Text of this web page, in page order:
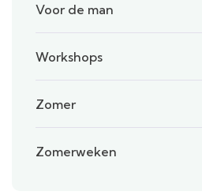
Voor de man
Workshops
Zomer
Zomerweken